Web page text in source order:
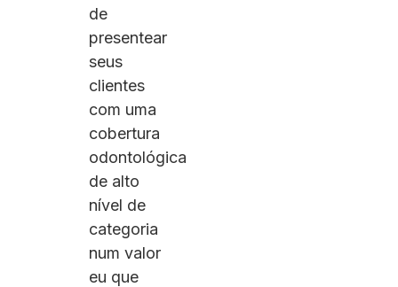
de
presentear
seus
clientes
com uma
cobertura
odontológica
de alto
nível de
categoria
num valor
eu que